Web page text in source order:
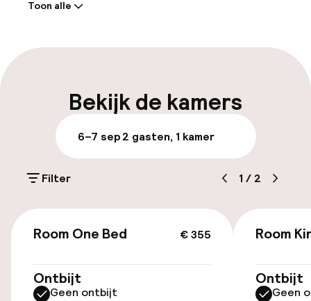
naar Moxy NYC Downtown?
Meertalige medewerkers
Parkeren & mobiliteit
Openbaar parkeren
Toegankelijkheid
Overal rolstoeltoegankelijk
Fitnessruimte / gym
Toon alle
Bekijk de kamers
6–7 sep2 gasten, 1 kamer
Filter 1 / 2
€ 355
Room One Bed
Ontbijt
Geen ontbijt
Room
Ontbijt
Geen